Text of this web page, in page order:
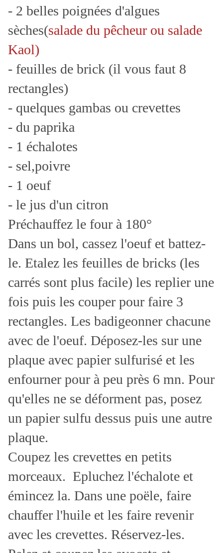
- 2 belles poignées d'algues
sèches(salade du pêcheur ou salade
Kaol)
- feuilles de brick (il vous faut 8
rectangles)
- quelques gambas ou crevettes
- du paprika
- 1 échalotes
- sel,poivre
- 1 oeuf
- le jus d'un citron
Préchauffez le four à 180°
Dans un bol, cassez l'oeuf et battez-
le. Etalez les feuilles de bricks (les
carrés sont plus facile) les replier une
fois puis les couper pour faire 3
rectangles. Les badigeonner chacune
avec de l'oeuf. Déposez-les sur une
plaque avec papier sulfurisé et les
enfourner pour à peu près 6 mn. Pour
qu'elles ne se déforment pas, posez
un papier sulfu dessus puis une autre
plaque.
Coupez les crevettes en petits
morceaux. Epluchez l'échalote et
émincez la. Dans une poële, faire
chauffer l'huile et les faire revenir
avec les crevettes. Réservez-les.